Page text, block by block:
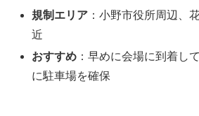
規制エリア ：小野市役所周辺、
近
おすすめ ：早めに会場に到着し
に駐車場を確保